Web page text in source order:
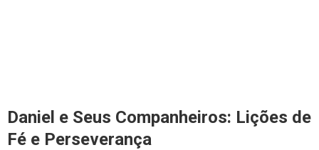
Daniel e Seus Companheiros: Lições de
Fé e Perseverança